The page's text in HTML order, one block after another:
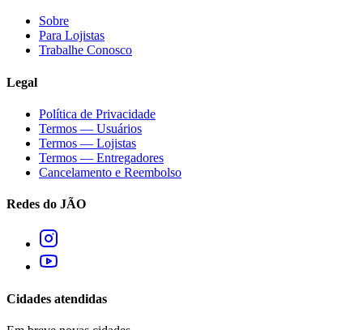
Sobre
Para Lojistas
Trabalhe Conosco
Legal
Política de Privacidade
Termos — Usuários
Termos — Lojistas
Termos — Entregadores
Cancelamento e Reembolso
Redes do JÃO
Cidades atendidas